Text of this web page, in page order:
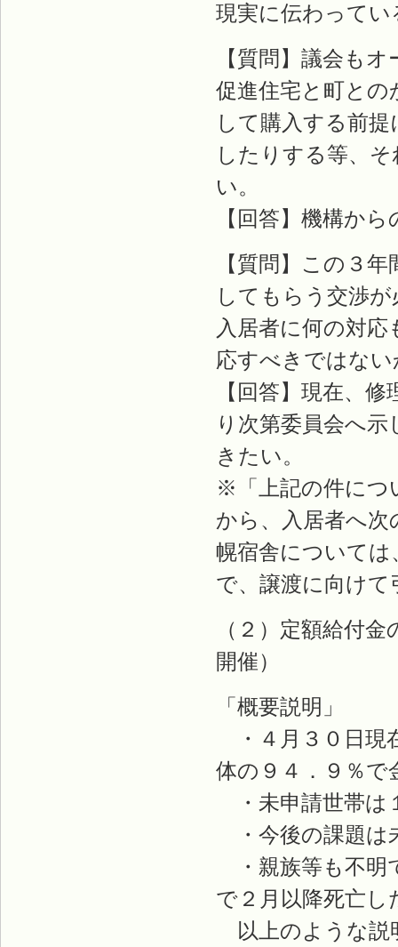
現実に伝わって
【質問】議会も
促進住宅と町と
して購入する前
したりする等、
い。
【回答】機構か
【質問】この３
してもらう交渉
入居者に何の対
応すべきではない
【回答】現在、
り次第委員会へ
きたい。
※「上記の件につ
から、入居者へ次
幌宿舎について
で、譲渡に向け
（２）定額給付
開催）
「概要説明」
・４月３０日現
体の９４．９％で
・未申請世帯は
・今後の課題は
・親族等も不明
で２月以降死亡し
以上のような説